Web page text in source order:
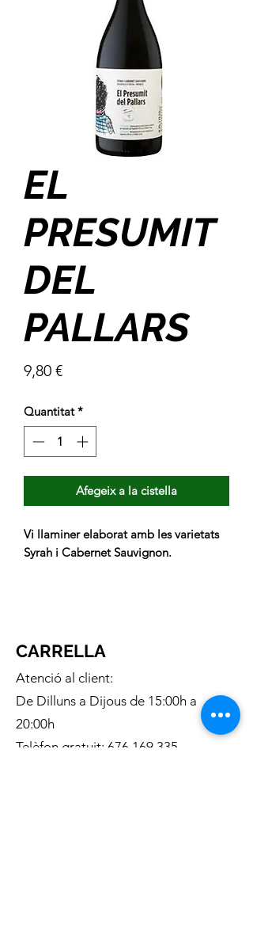
EL
PRESUMIT
DEL
PALLARS
9,80 €Price
Quantitat *
Afegeix a la cistella
Vi llaminer elaborat amb les varietats
Syrah i Cabernet Sauvignon.
CARRELLA
Atenció al client:
De Dilluns a Dijous de 15:00h a
20:00h
Telèfon gratuit: 676 169 335